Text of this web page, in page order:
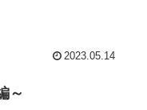
2023.05.14
～